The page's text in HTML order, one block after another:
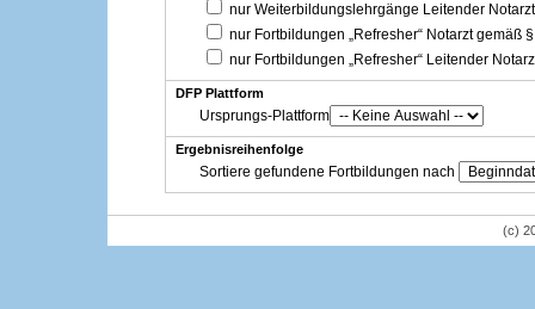
nur Weiterbildungslehrgänge Leitender
nur Fortbildungen „Refresher“ Notarzt gemäß
nur Fortbildungen „Refresher“ Leitender
DFP Plattform
Ursprungs-Plattform
Ergebnisreihenfolge
Sortiere gefundene Fortbildungen nach
(c)